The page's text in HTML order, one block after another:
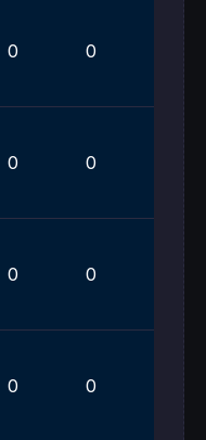
0 0
0 0
0 0
0 0